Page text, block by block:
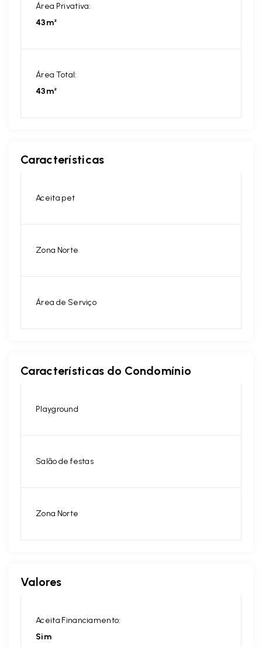
Área Privativa:
43m²
Área Total:
43m²
Características
Aceita pet
Zona Norte
Área de Serviço
Características do Condomínio
Playground
Salão de festas
Zona Norte
Valores
Aceita Financiamento:
Sim